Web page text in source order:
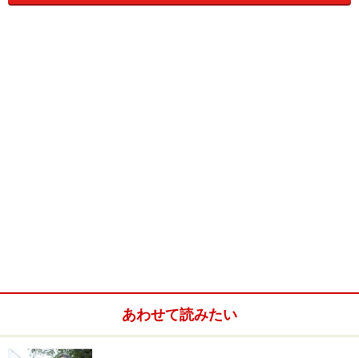
あわせて読みたい